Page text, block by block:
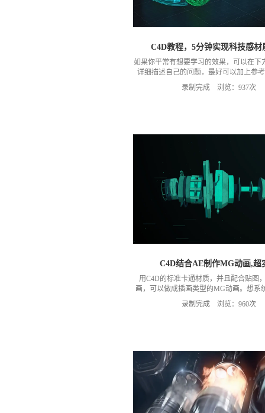
C4D教程，5分钟实现科技感材
如果你平常有想要学习的效果，可以在下
详细描述自己的问题，最好可以加上参
片；有分享价值的，我会录制成教程分享
课素材分享：链接：
录制完成 浏览：937次
C4D结合AE制作MG动画,超
用C4D的标准卡通材质，并且配合贴图
画，可以做成插画类型的MG动画。想系
以关注我的《C4D系列教程-成长
录制完成 浏览：960次